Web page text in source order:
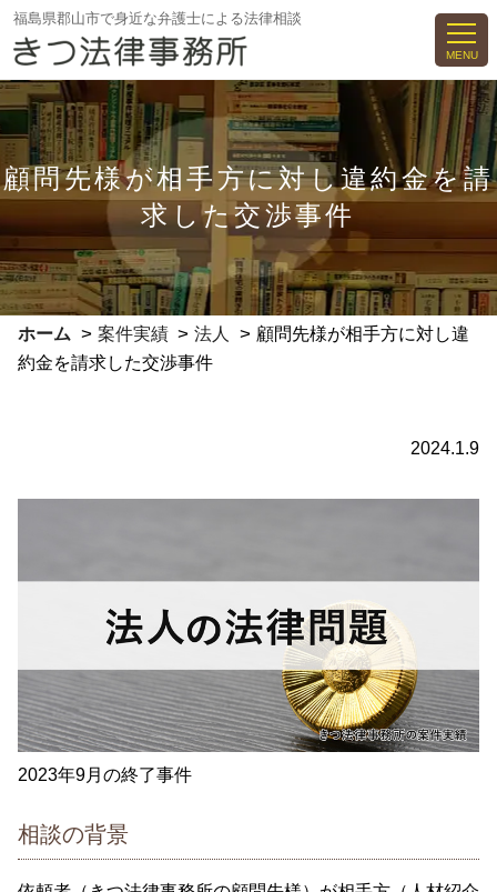
コ
ン
へ
ス
プ
福島県郡山市で身近な弁護士による法律相談
MENU
顧問先様が相手方に対し違約金を請
求した交渉事件
ホーム > 案件実績 > 法人 > 顧問先様が相手方に対し違
約金を請求した交渉事件
2024.1.9
2023年9月の終了事件
相談の背景